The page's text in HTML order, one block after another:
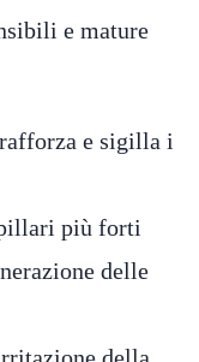
e mature
e sigilla i
più forti
delle